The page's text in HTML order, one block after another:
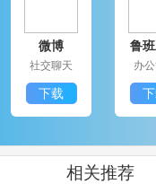
1.它给你带来了一
戏中体验不同的动
2.还有丰富多样的
法，供免费体验。
3.新的游戏任务和
微博
社交聊天
下载
鲁
办
相关推荐